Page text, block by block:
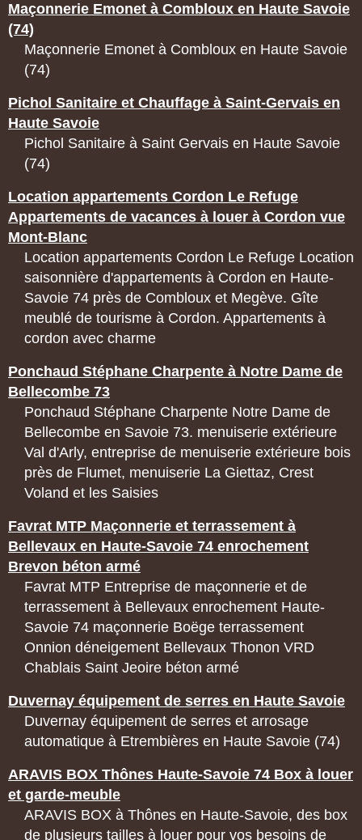
Maçonnerie Emonet à Combloux en Haute Savoie
(74)
Maçonnerie Emonet à Combloux en Haute Savoie
(74)
Pichol Sanitaire et Chauffage à Saint-Gervais en
Haute Savoie
Pichol Sanitaire à Saint Gervais en Haute Savoie
(74)
Location appartements Cordon Le Refuge
Appartements de vacances à louer à Cordon vue
Mont-Blanc
Location appartements Cordon Le Refuge Location
saisonnière d'appartements à Cordon en Haute-
Savoie 74 près de Combloux et Megève. Gîte
meublé de tourisme à Cordon. Appartements à
cordon avec charme
Ponchaud Stéphane Charpente à Notre Dame de
Bellecombe 73
Ponchaud Stéphane Charpente Notre Dame de
Bellecombe en Savoie 73. menuiserie extérieure
Val d'Arly, entreprise de menuiserie extérieure bois
près de Flumet, menuiserie La Giettaz, Crest
Voland et les Saisies
Favrat MTP Maçonnerie et terrassement à
Bellevaux en Haute-Savoie 74 enrochement
Brevon béton armé
Favrat MTP Entreprise de maçonnerie et de
terrassement à Bellevaux enrochement Haute-
Savoie 74 maçonnerie Boëge terrassement
Onnion déneigement Bellevaux Thonon VRD
Chablais Saint Jeoire béton armé
Duvernay équipement de serres en Haute Savoie
Duvernay équipement de serres et arrosage
automatique à Etrembières en Haute Savoie (74)
ARAVIS BOX Thônes Haute-Savoie 74 Box à louer
et garde-meuble
ARAVIS BOX à Thônes en Haute-Savoie, des box
de plusieurs tailles à louer pour vos besoins de